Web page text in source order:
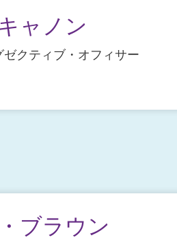
ャノン
ゼクティブ・オフィサー
ブラウン